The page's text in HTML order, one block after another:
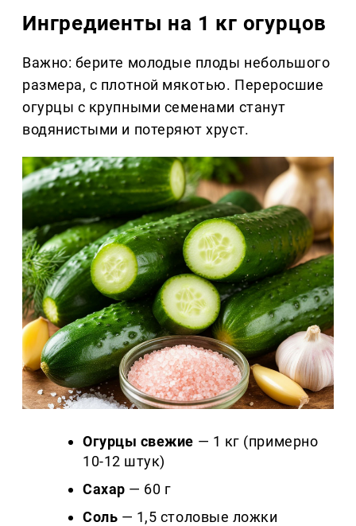
Ингредиенты на 1 кг огурцов
Важно: берите молодые плоды небольшого
размера, с плотной мякотью. Переросшие
огурцы с крупными семенами станут
водянистыми и потеряют хруст.
Огурцы свежие — 1 кг (примерно
10-12 штук)
Сахар — 60 г
Соль — 1,5 столовые ложки